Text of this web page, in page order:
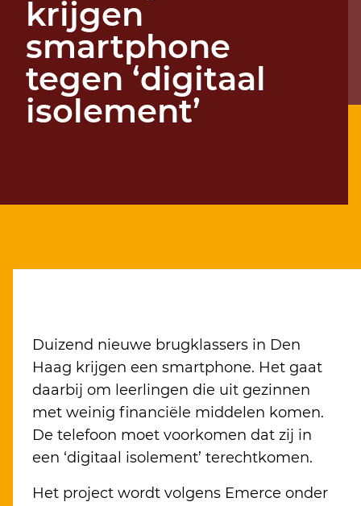
krijgen
smartphone
tegen ‘digitaal
isolement’
Duizend nieuwe brugklassers in Den
Haag krijgen een smartphone. Het gaat
daarbij om leerlingen die uit gezinnen
met weinig financiële middelen komen.
De telefoon moet voorkomen dat zij in
een ‘digitaal isolement’ terechtkomen.
Het project wordt volgens Emerce onder